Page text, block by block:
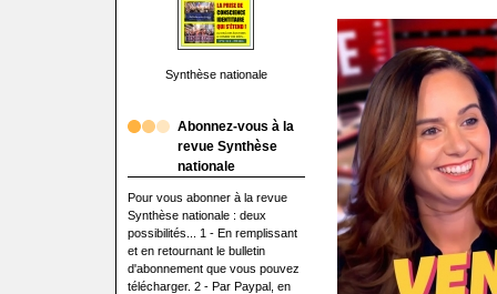
Synthèse nationale
Abonnez-vous à la
revue Synthèse
nationale
Pour vous abonner à la revue
Synthèse nationale : deux
possibilités... 1 - En remplissant
et en retournant le bulletin
d'abonnement que vous pouvez
télécharger. 2 - Par Paypal, en